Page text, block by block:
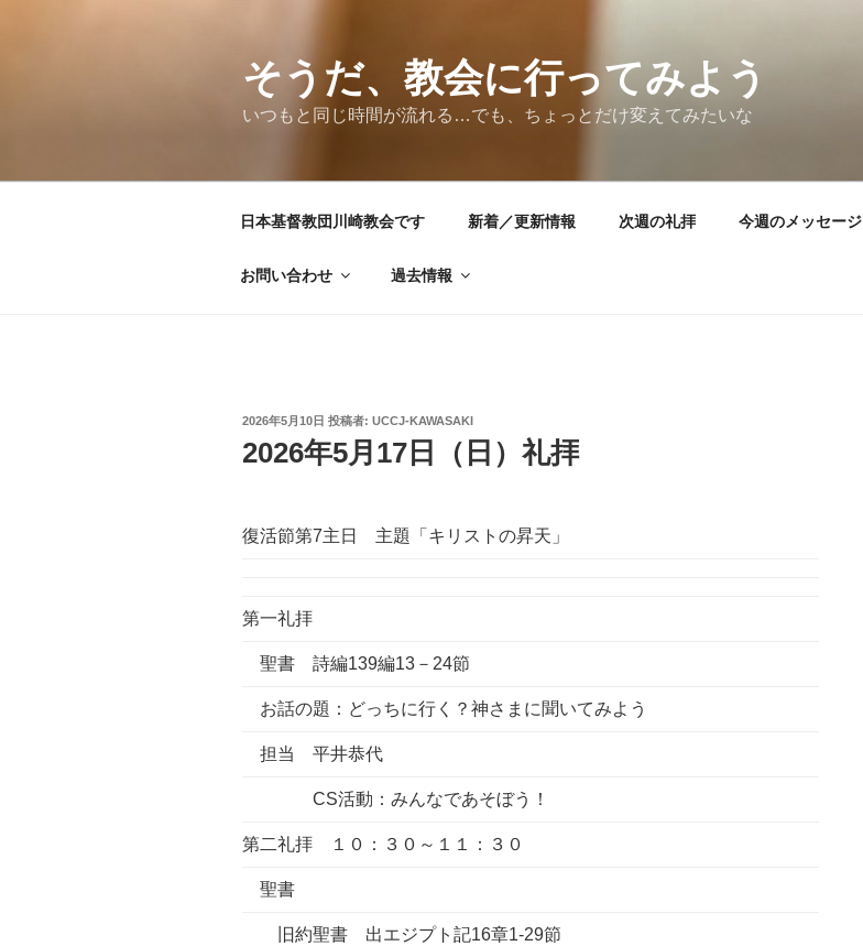
そうだ、教会に行ってみよう
いつもと同じ時間が流れる…でも、ちょっとだけ変えてみたいな
日本基督教団川崎教会です 新着／更新情報 次週の礼拝 今週のメッセージ
お問い合わせ 過去情報
投
日:
2026年5月10日 投稿者: UCCJ-KAWASAKI
2026年5月17日（日）礼拝
復活節第7主日 主題「キリストの昇天」
第一礼拝
聖書 詩編139編13－24節
お話の題：どっちに行く？神さまに聞いてみよう
担当 平井恭代
CS活動：みんなであそぼう！
第二礼拝 １０：３０～１１：３０
聖書
旧約聖書 出エジプト記16章1-29節